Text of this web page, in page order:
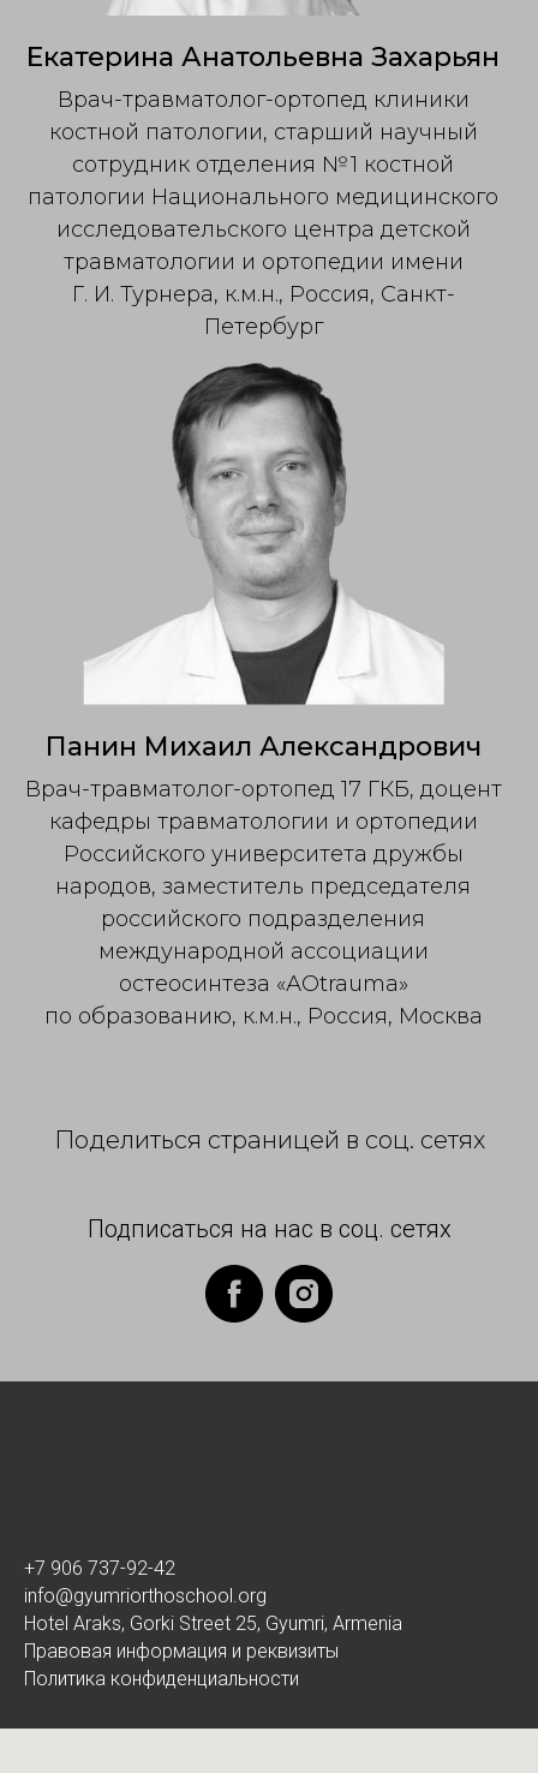
Екатерина Анатольевна Захарьян
Врач-травматолог-ортопед клиники
костной патологии, старший научный
сотрудник отделения № 1 костной
патологии Национального медицинского
исследовательского центра детской
травматологии и ортопедии имени
Г. И. Турнера, к.м.н., Россия, Санкт-
Петербург
Панин Михаил Александрович
Врач-травматолог-ортопед 17 ГКБ, доцент
кафедры травматологии и ортопедии
Российского университета дружбы
народов, заместитель председателя
российского подразделения
международной ассоциации
остеосинтеза «АОtrauma»
по образованию, к.м.н., Россия, Москва
Поделиться страницей в соц. сетях
Подписаться на нас в соц. сетях
+7 906 737-92-42
info@gyumriorthoschool.org
Hotel Araks, Gorki Street 25, Gyumri, Armenia
Правовая информация и реквизиты
Политика конфиденциальности